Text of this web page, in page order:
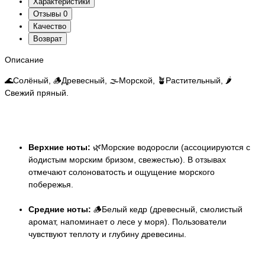
Отзывы 0
Качество
Возврат
Описание
🌊Солёный, 🪵Древесный, 🌫️Морской, 🪴Растительный, 🌶️
Свежий пряный.
Верхние ноты: 🌿Морские водоросли (ассоциируются с
йодистым морским бризом, свежестью). В отзывах
отмечают солоноватость и ощущение морского
побережья.
Средние ноты: 🪵Белый кедр (древесный, смолистый
аромат, напоминает о лесе у моря). Пользователи
чувствуют теплоту и глубину древесины.